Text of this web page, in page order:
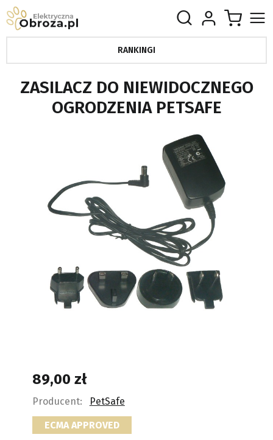
RANKINGI
ZASILACZ DO NIEWIDOCZNEGO
OGRODZENIA PETSAFE
Producent: PetSafe
ECMA APPROVED
89,00 zł